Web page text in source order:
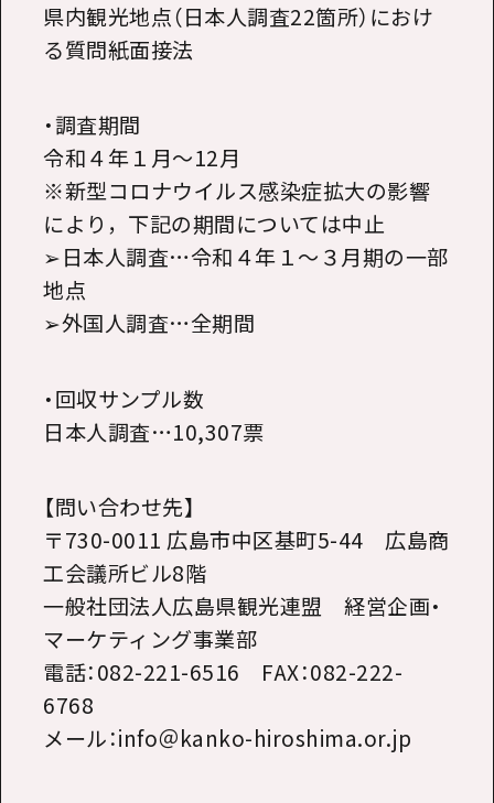
県内観光地点（日本人調査22箇所）におけ
る質問紙面接法
・調査期間
令和４年１月～12月
※新型コロナウイルス感染症拡大の影響
により，下記の期間については中止
➢日本人調査…令和４年１～３月期の一部
地点
➢外国人調査…全期間
・回収サンプル数
日本人調査…10,307票
【問い合わせ先】
〒730-0011 広島市中区基町5-44 広島商
工会議所ビル8階
一般社団法人広島県観光連盟 経営企画・
マーケティング事業部
電話：082-221-6516 FAX：082-222-
6768
メール：info＠kanko-hiroshima.or.jp